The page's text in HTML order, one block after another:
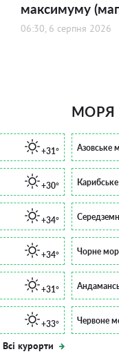
максимуму
06:30, 6 серпня 2026
+31°
+30°
+34°
+34°
+31°
+33°
Всі курорти
МОРЯ
Азовське
Чорне
Червоне